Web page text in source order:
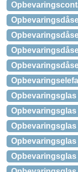
Opbevaringsglas
Opbevaringsglas
Opbevaringsglas
Opbevaringsglas
Opbevaringsglas